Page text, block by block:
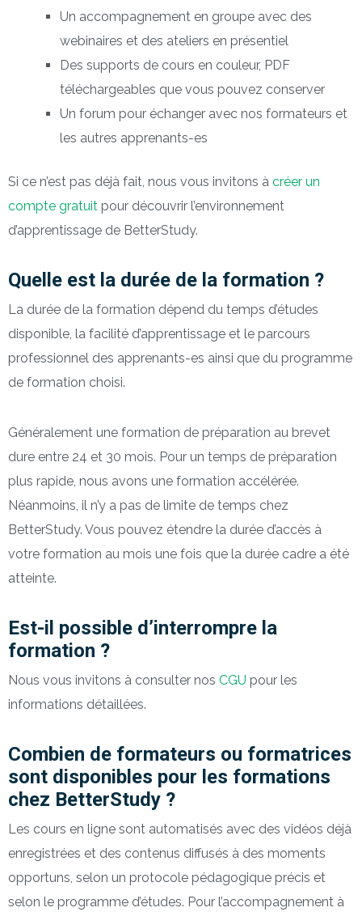
Un accompagnement en groupe avec des
webinaires et des ateliers en présentiel
Des supports de cours en couleur, PDF
téléchargeables que vous pouvez conserver
Un forum pour échanger avec nos formateurs et
les autres apprenants-es
Si ce n’est pas déjà fait, nous vous invitons à créer un
compte gratuit pour découvrir l’environnement
d’apprentissage de BetterStudy.
Quelle est la durée de la formation ?
La durée de la formation dépend du temps d’études
disponible, la facilité d’apprentissage et le parcours
professionnel des apprenants-es ainsi que du programme
de formation choisi.
Généralement une formation de préparation au brevet
dure entre 24 et 30 mois. Pour un temps de préparation
plus rapide, nous avons une formation accélérée.
Néanmoins, il n’y a pas de limite de temps chez
BetterStudy. Vous pouvez étendre la durée d’accès à
votre formation au mois une fois que la durée cadre a été
atteinte.
Est-il possible d’interrompre la
formation ?
Nous vous invitons à consulter nos CGU pour les
informations détaillées.
Combien de formateurs ou formatrices
sont disponibles pour les formations
chez BetterStudy ?
Les cours en ligne sont automatisés avec des vidéos déjà
enregistrées et des contenus diffusés à des moments
opportuns, selon un protocole pédagogique précis et
selon le programme d’études. Pour l’accompagnement à